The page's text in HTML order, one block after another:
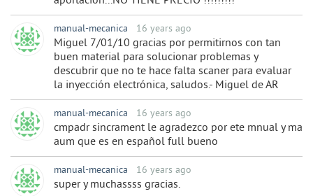
manual-mecanica 16 years ago
Miguel 7/01/10 gracias por permitirnos con tan
buen material para solucionar problemas y
descubrir que no te hace falta scaner para evaluar
la inyección electrónica, saludos.- Miguel de AR
manual-mecanica 16 years ago
cmpadr sincrament le agradezco por ete mnual y ma
aum que es en español full bueno
manual-mecanica 16 years ago
super y muchassss gracias.